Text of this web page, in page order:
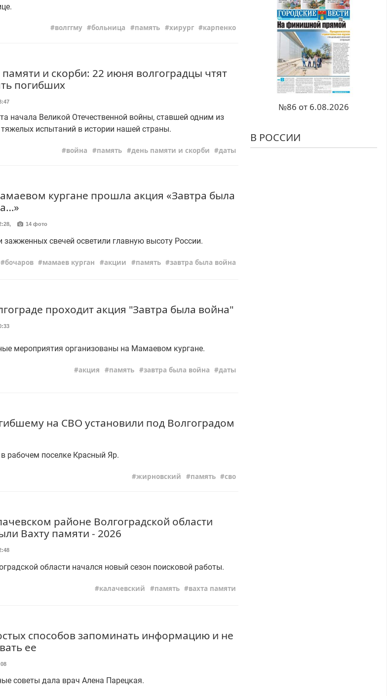
волггму больница память хирург карпенко
и скорби: 22 июня волгоградцы чтят
погибших
начала Великой Отечественной войны, ставшей одним из
испытаний в истории нашей страны.
война память день памяти и скорби даты
кургане прошла акция «Завтра была
, 14 фото
зажженных свечей осветили главную высоту России.
бочаров мамаев курган акции память завтра была война
проходит акция "Завтра была война"
мероприятия организованы на Мамаевом кургане.
акция память завтра была война даты
на СВО установили под Волгоградом
рабочем поселке Красный Яр.
жирновский память сво
районе Волгоградской области
Вахту памяти - 2026
области начался новый сезон поисковой работы.
калачевский память вахта памяти
способов запоминать информацию и не
ее
советы дала врач Алена Парецкая.
№86 от 6.08.2026
В РОССИИ